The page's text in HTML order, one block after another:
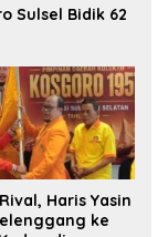
Sulsel Bidik 62
Haris Yasin
ke